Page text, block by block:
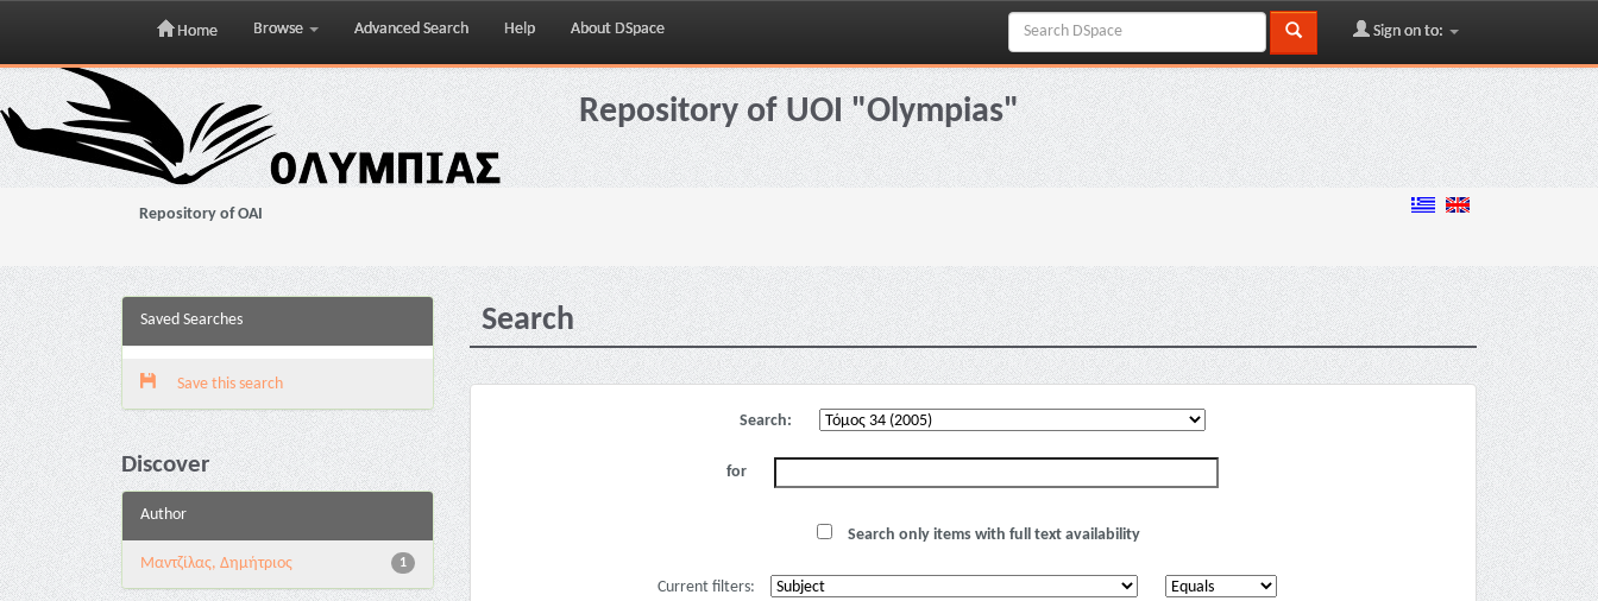
Skip
navigation
Home Browse Advanced Search Help About DSpace Sign on to:
Repository of UOI "Olympias"
Repository of OAI
Saved Searches
Save this search
Discover
Author
1
Μαντζίλας, Δημήτριος
Search
Search:
for
Search only items with full text availability
Current filters: